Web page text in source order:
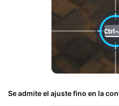
Se admite el ajuste fino en la